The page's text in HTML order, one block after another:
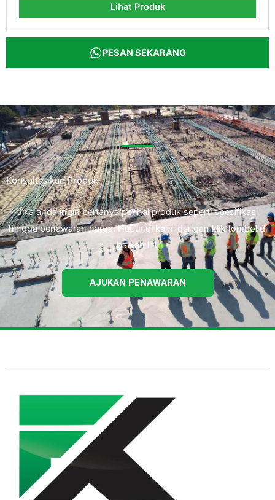
Lihat Produk
PESAN SEKARANG
Konsultasikan Produk
Jika anda ingin bertanya perihal produk seperti spesifikasi
hingga penawaran harga. Hubungi kami dengan klik tombol di
bawah ini.
AJUKAN PENAWARAN